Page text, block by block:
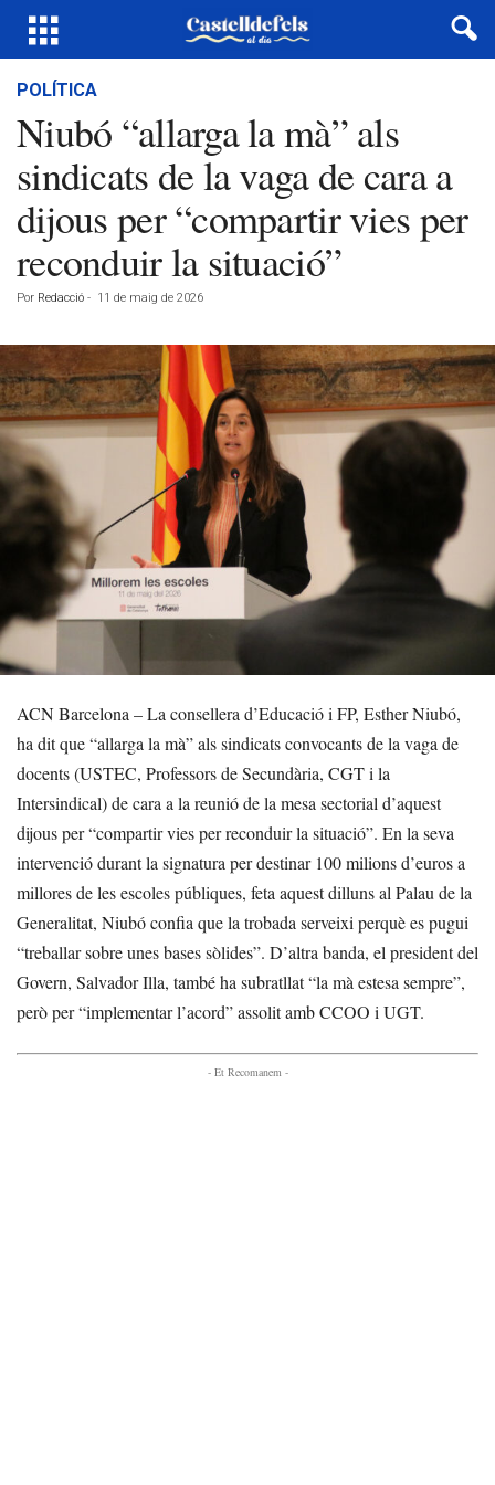
POLÍTICA
Niubó “allarga la mà” als
sindicats de la vaga de cara a
dijous per “compartir vies per
reconduir la situació”
Por Redacció - 11 de maig de 2026
ACN Barcelona – La consellera d’Educació i FP, Esther Niubó,
ha dit que “allarga la mà” als sindicats convocants de la vaga de
docents (USTEC, Professors de Secundària, CGT i la
Intersindical) de cara a la reunió de la mesa sectorial d’aquest
dijous per “compartir vies per reconduir la situació”. En la seva
intervenció durant la signatura per destinar 100 milions d’euros a
millores de les escoles públiques, feta aquest dilluns al Palau de la
Generalitat, Niubó confia que la trobada serveixi perquè es pugui
“treballar sobre unes bases sòlides”. D’altra banda, el president del
Govern, Salvador Illa, també ha subratllat “la mà estesa sempre”,
però per “implementar l’acord” assolit amb CCOO i UGT.
- Et Recomanem -